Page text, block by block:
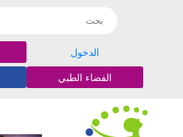
الدخول
الفضاء الطبي